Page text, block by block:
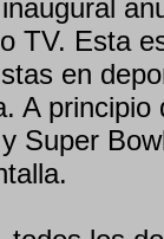
TV. Esta
en
A
Super